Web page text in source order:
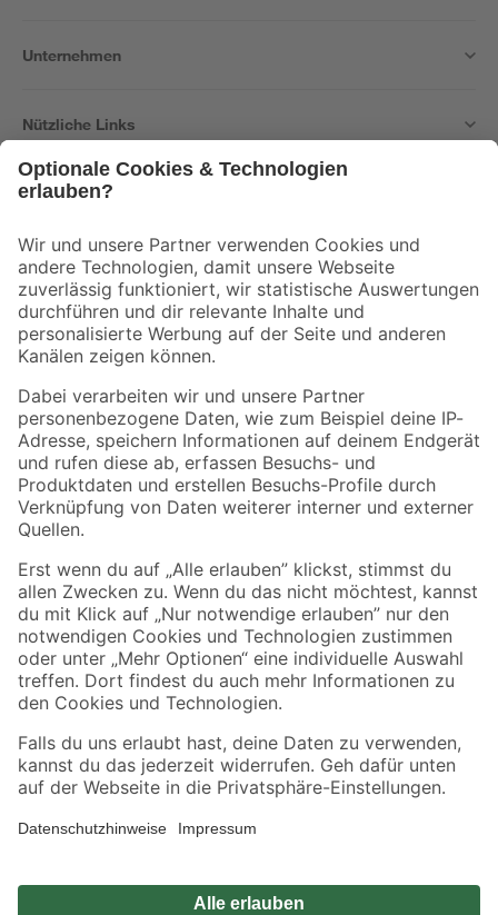
Unternehmen
Nützliche Links
Der toom Newsletter: Keine Angebote und Aktionen mehr verpassen!
Zur Newsletter Anmeldung
Folge uns
Zahlungsarten Versandarten
Sicher einkaufen
Jetzt die toom-App herunterladen
Alle Preisangaben in EUR inkl. gesetzl. MwSt.. Die dargestellten Angebote sind unter
Umständen nicht in allen Märkten verfügbar. Die angegebenen Verfügbarkeiten beziehen
Produkte nur solange der Vorrat reicht.
*Paketversand ab 59 € versandkostenfrei, gilt nicht für Artikel mit Speditionsversand, hier
Privatsphäre Impressum